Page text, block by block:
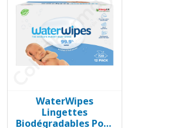
Aperçu rapide
WaterWipes
Lingettes
Biodégradables Pour